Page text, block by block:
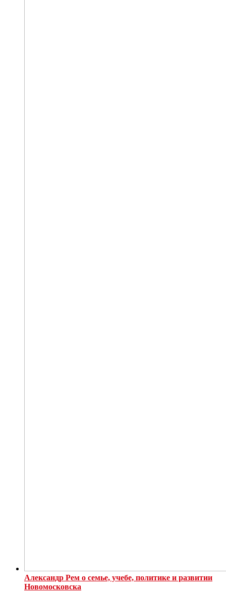
Александр Рем о семье, учебе, политике и развитии
Новомосковска